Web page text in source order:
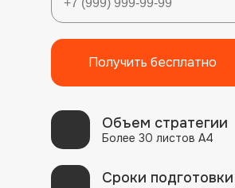
Получить бесплатно
Объем стратегии
Более 30 листов А4
Сроки подготовки